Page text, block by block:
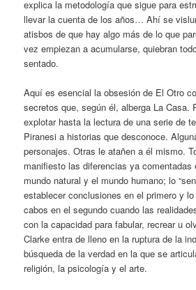
explica la metodología que sigue para
llevar la cuenta de los años… Ahí se
atisbos de que hay algo más de lo que
vez empiezan a acumularse, quiebran
sentado.
Aquí es esencial la obsesión de El Otro
secretos que, según él, alberga La Casa.
explotar hasta la lectura de una serie de
Piranesi a historias que desconoce.
personajes. Otras le atañen a él mismo.
manifiesto las diferencias ya comentadas
mundo natural y el mundo humano; lo
establecer conclusiones en el primero y
cabos en el segundo cuando las
con la capacidad para fabular, recrear u
Clarke entra de lleno en la ruptura de la
búsqueda de la verdad en la que se
religión, la psicología y el arte.